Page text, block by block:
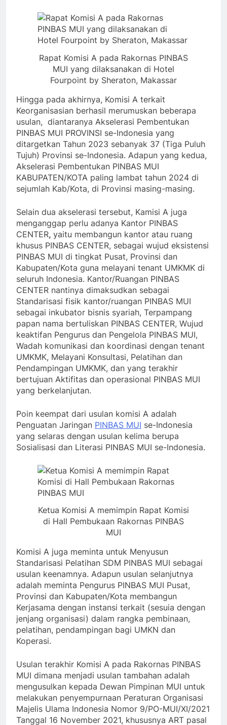
Rapat Komisi A pada Rakornas PINBAS
MUI yang dilaksanakan di Hotel
Fourpoint by Sheraton, Makassar
Hingga pada akhirnya, Komisi A terkait
Keorganisasian berhasil merumuskan beberapa
usulan, diantaranya Akselerasi Pembentukan
PINBAS MUI PROVINSI se-Indonesia yang
ditargetkan Tahun 2023 sebanyak 37 (Tiga Puluh
Tujuh) Provinsi se-Indonesia. Adapun yang kedua,
Akselerasi Pembentukan PINBAS MUI
KABUPATEN/KOTA paling lambat tahun 2024 di
sejumlah Kab/Kota, di Provinsi masing-masing.
Selain dua akselerasi tersebut, Kamisi A juga
menganggap perlu adanya Kantor PINBAS
CENTER, yaitu membangun kantor atau ruang
khusus PINBAS CENTER, sebagai wujud eksistensi
PINBAS MUI di tingkat Pusat, Provinsi dan
Kabupaten/Kota guna melayani tenant UMKMK di
seluruh Indonesia. Kantor/Ruangan PINBAS
CENTER nantinya dimaksudkan sebagai
Standarisasi fisik kantor/ruangan PINBAS MUI
sebagai inkubator bisnis syariah, Terpampang
papan nama bertuliskan PINBAS CENTER, Wujud
keaktifan Pengurus dan Pengelola PINBAS MUI,
Wadah komunikasi dan koordinasi dengan tenant
UMKMK, Melayani Konsultasi, Pelatihan dan
Pendampingan UMKMK, dan yang terakhir
bertujuan Aktifitas dan operasional PINBAS MUI
yang berkelanjutan.
Poin keempat dari usulan komisi A adalah
Penguatan Jaringan PINBAS MUI se-Indonesia
yang selaras dengan usulan kelima berupa
Sosialisasi dan Literasi PINBAS MUI se-Indonesia.
Ketua Komisi A memimpin Rapat Komisi
di Hall Pembukaan Rakornas PINBAS
MUI
Komisi A juga meminta untuk Menyusun
Standarisasi Pelatihan SDM PINBAS MUI sebagai
usulan keenamnya. Adapun usulan selanjutnya
adalah meminta Pengurus PINBAS MUI Pusat,
Provinsi dan Kabupaten/Kota membangun
Kerjasama dengan instansi terkait (sesuia dengan
jenjang organisasi) dalam rangka pembinaan,
pelatihan, pendampingan bagi UMKN dan
Koperasi.
Usulan terakhir Komisi A pada Rakornas PINBAS
MUI dimana menjadi usulan tambahan adalah
mengusulkan kepada Dewan Pimpinan MUI untuk
melakukan penyempurnaan Peraturan Organisasi
Majelis Ulama Indonesia Nomor 9/PO-MUI/XI/2021
Tanggal 16 November 2021, khususnya ART pasal